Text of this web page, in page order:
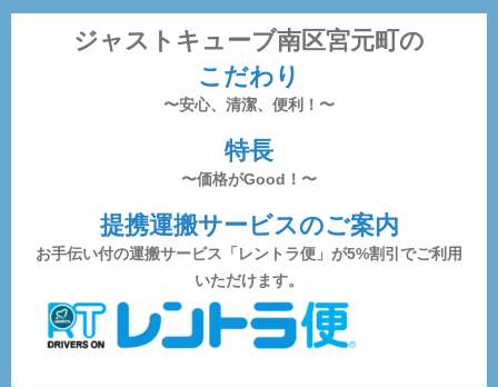
ジャストキューブ南区宮元町の
こだわり
〜安心、清潔、便利！〜
特長
〜価格がGood！〜
提携運搬サービスのご案内
お手伝い付の運搬サービス「レントラ便」が5%割引でご利用
いただけます。